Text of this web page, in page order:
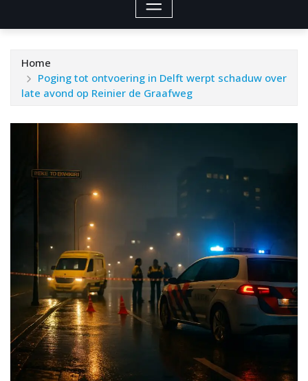
Home
Poging tot ontvoering in Delft werpt schaduw over
late avond op Reinier de Graafweg